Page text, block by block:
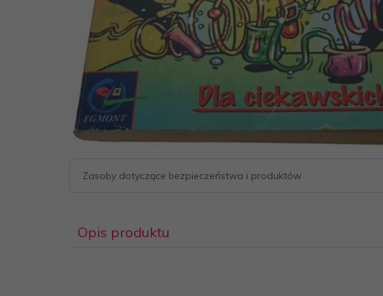
Zasoby dotyczące bezpieczeństwa i produktów
Opis produktu